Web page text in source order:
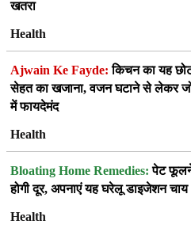
खतरा
Health
Ajwain Ke Fayde: किचन का यह
सेहत का खजाना, वजन घटाने से लेकर
में फायदेमंद
Health
Bloating Home Remedies: पेट
होगी दूर, अपनाएं यह घरेलू डाइजेशन चाय
Health